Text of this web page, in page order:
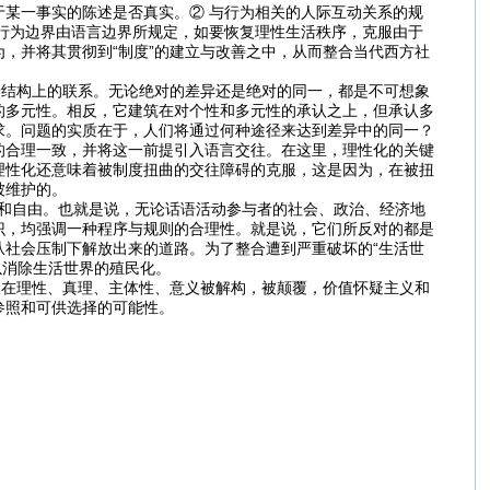
事实的陈述是否真实。② 与行为相关的人际互动关系的规
边界由语言边界所规定，如要恢复理性生活秩序，克服由于
将其贯彻到“制度”的建立与改善之中，从而整合当代西方社
上的联系。无论绝对的差异还是绝对的同一，都是不可想象
元性。相反，它建筑在对个性和多元性的承认之上，但承认多
问题的实质在于，人们将通过何种途径来达到差异中的同一？
理一致，并将这一前提引入语言交往。在这里，理性化的关键
化还意味着被制度扭曲的交往障碍的克服，这是因为，在被扭
护的。
由。也就是说，无论话语活动参与者的社会、政治、经济地
均强调一种程序与规则的合理性。就是说，它们所反对的都是
会压制下解放出来的道路。为了整合遭到严重破坏的“生活世
除生活世界的殖民化。
性、真理、主体性、意义被解构，被颠覆，价值怀疑主义和
和可供选择的可能性。